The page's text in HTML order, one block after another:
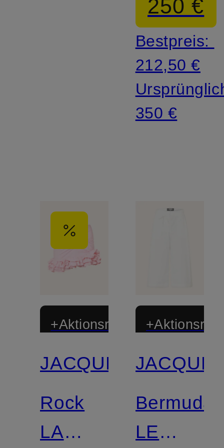
250 €
Bestpreis:
212,50 €
350 €
+Aktionsrabatt
JACQUEMUS
Rock
LA
Bermudas
LE